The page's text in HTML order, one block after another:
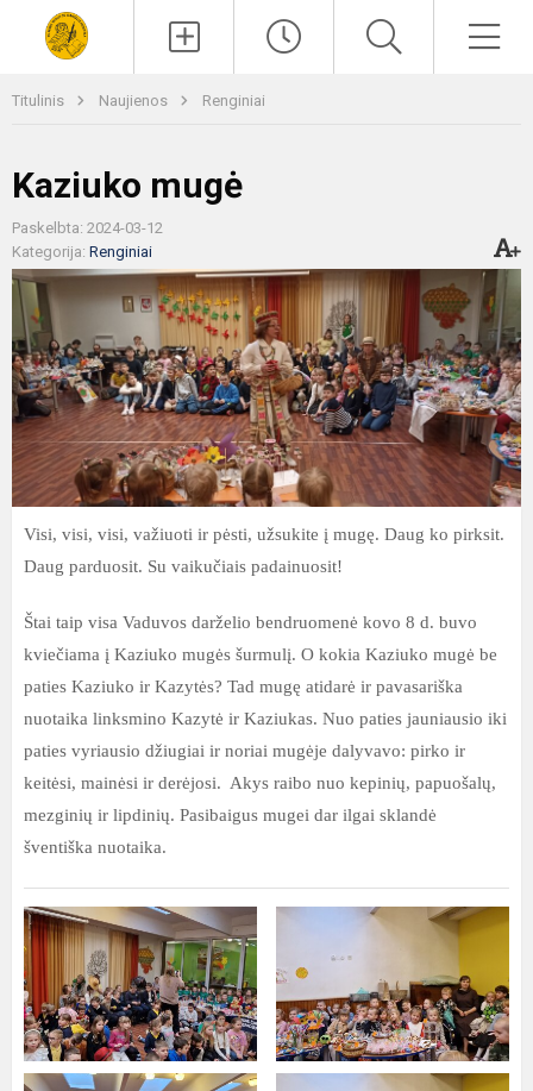
Titulinis Naujienos Renginiai
Kaziuko mugė
Paskelbta: 2024-03-12
Kategorija: Renginiai
Visi, visi, visi, važiuoti ir pėsti, užsukite į mugę. Daug ko pirksit.
Daug parduosit. Su vaikučiais padainuosit!
Štai taip visa Vaduvos darželio bendruomenė kovo 8 d. buvo
kviečiama į Kaziuko mugės šurmulį. O kokia Kaziuko mugė be
paties Kaziuko ir Kazytės? Tad mugę atidarė ir pavasariška
nuotaika linksmino Kazytė ir Kaziukas. Nuo paties jauniausio iki
paties vyriausio džiugiai ir noriai mugėje dalyvavo: pirko ir
keitėsi, mainėsi ir derėjosi. Akys raibo nuo kepinių, papuošalų,
mezginių ir lipdinių. Pasibaigus mugei dar ilgai sklandė
šventiška nuotaika.